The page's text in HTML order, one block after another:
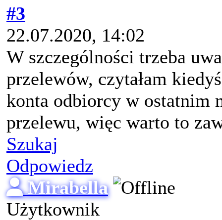
#3
22.07.2020, 14:02
W szczególności trzeba
przelewów, czytałam
konta odbiorcy w ostatnim
przelewu, więc warto to
Szukaj
Odpowiedz
Mirabella
Użytkownik